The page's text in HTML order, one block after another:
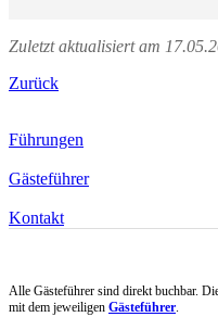
Zuletzt aktualisiert am
Zurück
Führungen
Gästeführer
Kontakt
Alle Gästeführer sind direkt buchbar.
mit dem jeweiligen Gästeführer.